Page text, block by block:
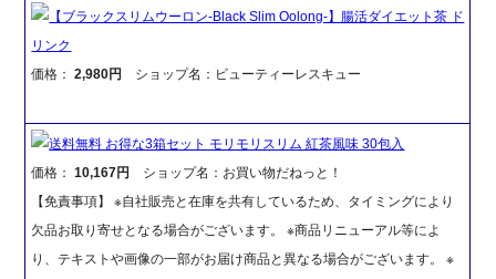
【ブラックスリムウーロン-Black Slim Oolong-】腸活ダイエット茶 ド
リンク
価格：2,980円 ショップ名：ビューティーレスキュー
送料無料 お得な3箱セット モリモリスリム 紅茶風味 30包入
価格：10,167円
ショップ名：お買い物だねっと！
【免責事項】 ※自社販売と在庫を共有しているため、タイミングにより
欠品お取り寄せとなる場合がございます。 ※商品リニューアル等によ
り、テキストや画像の一部がお届け商品と異なる場合がございます。 ※